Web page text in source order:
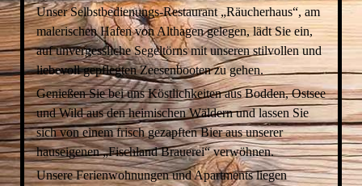
Unser Selbstbedienungs-Restaurant „Räucherhaus“, am
malerischen Hafen von Althagen gelegen, lädt Sie ein,
auf unvergessliche Segeltörns mit unseren stilvollen und
liebevoll gepflegten Zeesenbooten zu gehen.
Genießen Sie bei uns Köstlichkeiten aus Bodden, Ostsee
und Wild aus den heimischen Wäldern und lassen Sie
sich von einem frisch gezapften Bier aus unserer
hauseigenen „Fischland Brauerei“ verwöhnen.
Unsere Ferienwohnungen und Apartments liegen